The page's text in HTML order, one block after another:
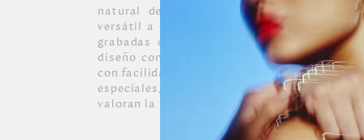
natural del cuero italiano y aporta una
versátil a cada pieza. Sobre su superficie,
grabadas crean un juego de relieves y
diseño con detalle y profundidad. Su
con facilidad a jornadas de trabajo, planes
especiales, convirtiéndose en un diseño
valoran la funcionalidad, la calidad y una